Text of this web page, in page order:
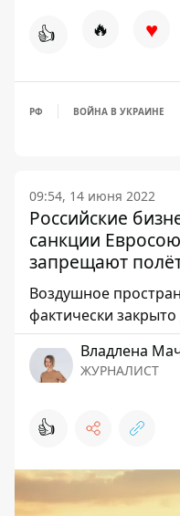
👍 🔥 ♥
РФ ВОЙНА В УКРАИНЕ
09:54, 14 июня 2022
Российские
санкции
запрещают
Воздушное
фактически
Владлена
ЖУРНАЛИСТ
👍